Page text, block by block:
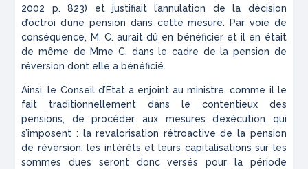
2002 p. 823) et justifiait l’annulation de la décision
d’octroi d’une pension dans cette mesure. Par voie de
conséquence, M. C. aurait dû en bénéficier et il en était
de même de Mme C. dans le cadre de la pension de
réversion dont elle a bénéficié.
Ainsi, le Conseil d’Etat a enjoint au ministre, comme il le
fait traditionnellement dans le contentieux des
pensions, de procéder aux mesures d’exécution qui
s’imposent : la revalorisation rétroactive de la pension
de réversion, les intérêts et leurs capitalisations sur les
sommes dues seront donc versés pour la période